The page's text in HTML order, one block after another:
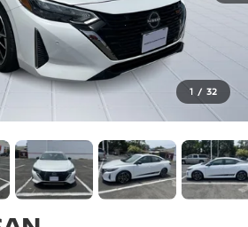
1 / 32